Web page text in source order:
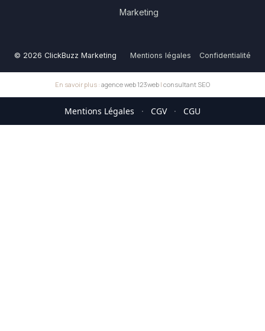
Marketing
© 2026 ClickBuzz Marketing Mentions légales Confidentialité
En savoir plus : agence web 123web | consultant SEO
Mentions Légales · CGV · CGU